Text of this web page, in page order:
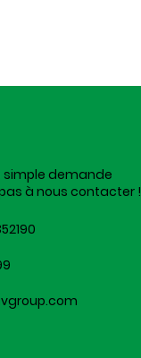
simple demande
à nous contacter !